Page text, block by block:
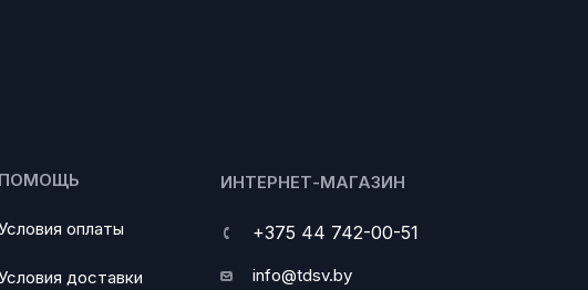
ПОМОЩЬ
оплаты
доставки
ИНТЕРНЕТ-МАГАЗИН
+375 44 742-00-51
info@tdsv.by